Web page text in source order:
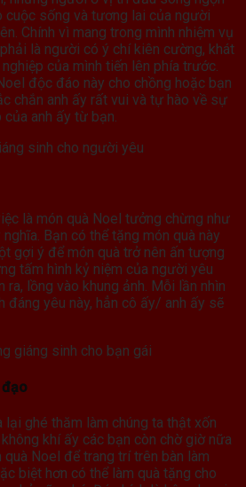
cuộc sống và tương lai của người
Chính vì mang trong mình nhiệm vụ
là người có ý chí kiên cường, khát
của mình tiến lên phía trước.
độc đáo này cho chồng hoặc bạn
chắn anh ấy rất vui và tự hào về sự
của anh ấy từ bạn.
là món quà Noel tưởng chừng như
Bạn có thể tặng món quà này
gợi ý để món quà trở nên ấn tượng
tấm hình kỷ niệm của người yêu
ra, lồng vào khung ảnh. Mỗi lần nhìn
đáng yêu này, hẳn cô ấy/ anh ấy sẽ
đạo
lại ghé thăm làm chúng ta thật xốn
khí ấy các bạn còn chờ giờ nữa
quà Noel để trang trí trên bàn làm
biệt hơn có thể làm quà tặng cho